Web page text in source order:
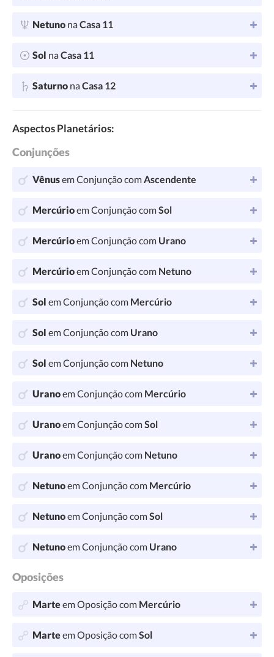
Netuno naCasa 11
Sol naCasa 11
Saturno naCasa 12
Aspectos Planetários:
Conjunções
Vênusem Conjunção comAscendente
Mercúrioem Conjunção comSol
Mercúrioem Conjunção com Urano
Mercúrioem Conjunção com Netuno
Sol em Conjunção com Mercúrio
Sol em Conjunção com Urano
Sol em Conjunção com Netuno
Uranoem Conjunção com Mercúrio
Uranoem Conjunção comSol
Uranoem Conjunção com Netuno
Netunoem Conjunção com Mercúrio
Netunoem Conjunção comSol
Netunoem Conjunção com Urano
Oposições
Marteem Oposição com Mercúrio
Marteem Oposição comSol